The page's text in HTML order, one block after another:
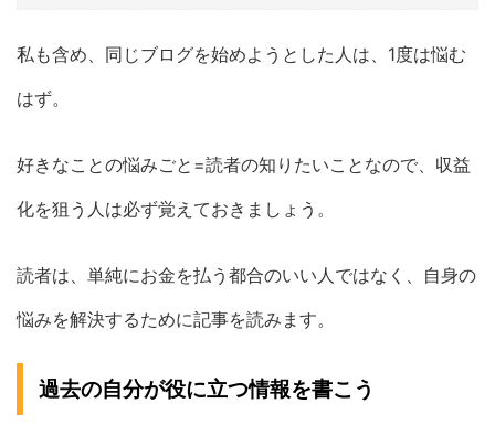
私も含め、同じブログを始めようとした人は、1度は悩む
はず。
好きなことの悩みごと=読者の知りたいことなので、収益
化を狙う人は必ず覚えておきましょう。
読者は、単純にお金を払う都合のいい人ではなく、自身の
悩みを解決するために記事を読みます。
過去の自分が役に立つ情報を書こう